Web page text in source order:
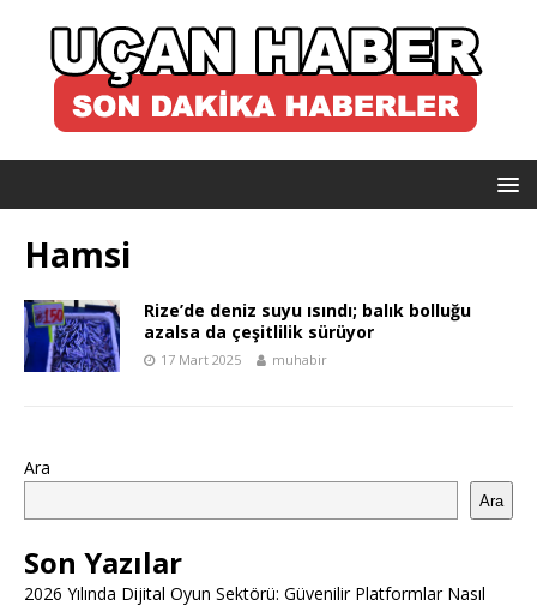
Hamsi
Rize’de deniz suyu ısındı; balık bolluğu
azalsa da çeşitlilik sürüyor
17 Mart 2025 muhabir
Ara
Ara
Son Yazılar
2026 Yılında Dijital Oyun Sektörü: Güvenilir Platformlar Nasıl